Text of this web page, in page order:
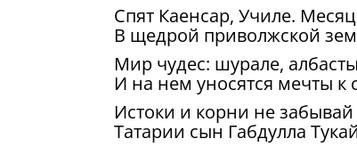
Спят Каенсар, Училе.
В щедрой приволжской
Мир чудес: шурале,
И на нем уносятся мечты
Истоки и корни не
Татарии сын Габдулла